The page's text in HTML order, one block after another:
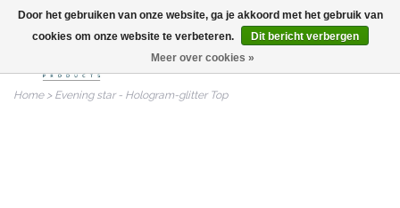
info@nailitproducts.com
Home> Evening star - Hologram-glitter Top
Door het gebruiken van onze website, ga je akkoord met het gebruik van
cookies om onze website te verbeteren.
Dit bericht verbergen
Meer over cookies »